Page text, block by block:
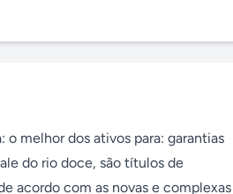
melhor dos ativos para: garantias
do rio doce, são títulos de
acordo com as novas e complexas